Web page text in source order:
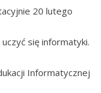
20 lutego
się informatyki.
Informatycznej